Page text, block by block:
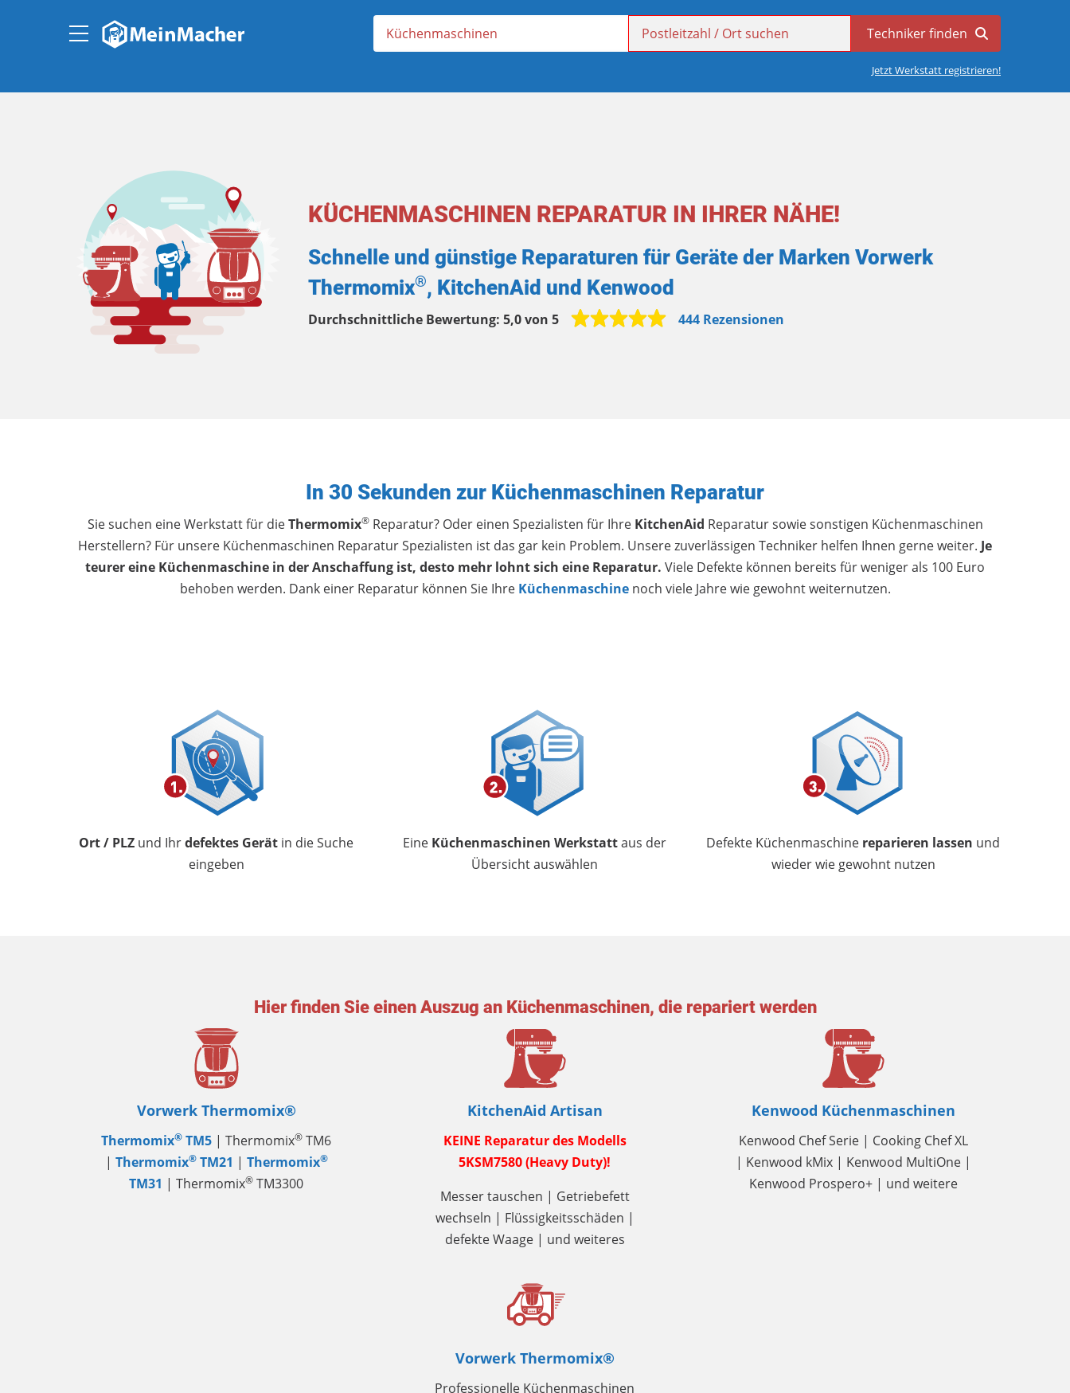
Jetzt Werkstatt registrieren!
KÜCHENMASCHINEN REPARATUR IN IHRER NÄHE!
Schnelle und günstige Reparaturen für Geräte der Marken Vorwerk
Thermomix®, KitchenAid und Kenwood
Durchschnittliche Bewertung: 5,0 von 5 444 Rezensionen
In 30 Sekunden zur Küchenmaschinen Reparatur
Sie suchen eine Werkstatt für dieThermomix®Reparatur? Oder einen Spezialisten für Ihre KitchenAid Reparatur sowie sonstigen Küchenmaschinen
Herstellern? Für unsere Küchenmaschinen Reparatur Spezialisten ist das gar kein Problem. Unsere zuverlässigen Techniker helfen Ihnen gerne weiter. Je
teurer eine Küchenmaschine in der Anschaffung ist, desto mehr lohnt sich eine Reparatur. Viele Defekte können bereits für weniger als 100 Euro
behoben werden. Dank einer Reparatur können Sie Ihre Küchenmaschinenoch viele Jahre wie gewohnt weiternutzen.
Ort / PLZ und Ihrdefektes Gerät in die Suche
eingeben
Eine Küchenmaschinen Werkstattaus der
Übersicht auswählen
Defekte Küchenmaschine reparieren lassen und
wieder wie gewohnt nutzen
Hier finden Sie einen Auszug an Küchenmaschinen, die repariert werden
Vorwerk Thermomix®
Thermomix® TM5 | Thermomix® TM6
| Thermomix®TM21 | Thermomix®
TM31 | Thermomix® TM3300
KitchenAid Artisan
KEINE Reparatur des Modells
5KSM7580 (Heavy Duty)!
Messer tauschen | Getriebefett
wechseln | Flüssigkeitsschäden |
defekte Waage | und weiteres
Kenwood Küchenmaschinen
Kenwood Chef Serie | Cooking Chef XL
| Kenwood kMix | Kenwood MultiOne |
Kenwood Prospero+ | und weitere
Vorwerk Thermomix®
Professionelle Küchenmaschinen